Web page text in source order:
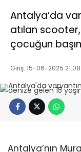
Antalya’da
atılan
çocuğun
Giriş: 15-06-2025 21:08
Antalya’nın